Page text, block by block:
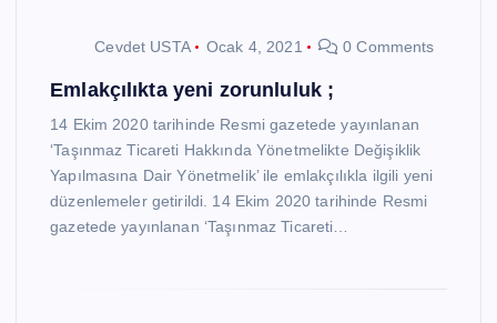
Cevdet USTA Ocak 4, 2021 0 Comments
Emlakçılıkta yeni zorunluluk ;
14 Ekim 2020 tarihinde Resmi gazetede yayınlanan
‘Taşınmaz Ticareti Hakkında Yönetmelikte Değişiklik
Yapılmasına Dair Yönetmelik’ ile emlakçılıkla ilgili yeni
düzenlemeler getirildi. 14 Ekim 2020 tarihinde Resmi
gazetede yayınlanan ‘Taşınmaz Ticareti…